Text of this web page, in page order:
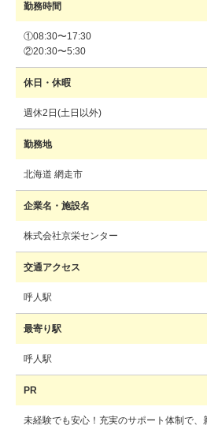
勤務時間
①08:30〜17:30
②20:30〜5:30
休日・休暇
週休2日(土日以外)
勤務地
北海道 網走市
企業名・施設名
株式会社京栄センター
交通アクセス
呼人駅
最寄り駅
呼人駅
PR
未経験でも安心！充実のサポート体制で、